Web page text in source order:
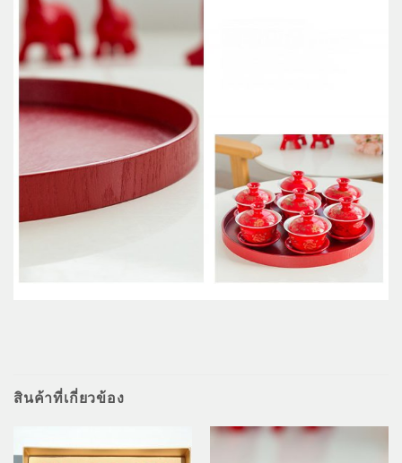
สินค้าที่เกี่ยวข้อง